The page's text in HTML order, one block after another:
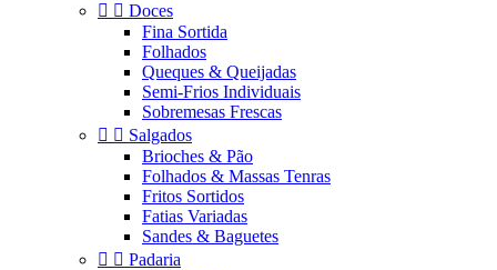
  Doces
Fina Sortida
Folhados
Queques & Queijadas
Semi-Frios Individuais
Sobremesas Frescas
  Salgados
Brioches & Pão
Folhados & Massas Tenras
Fritos Sortidos
Fatias Variadas
Sandes & Baguetes
  Padaria